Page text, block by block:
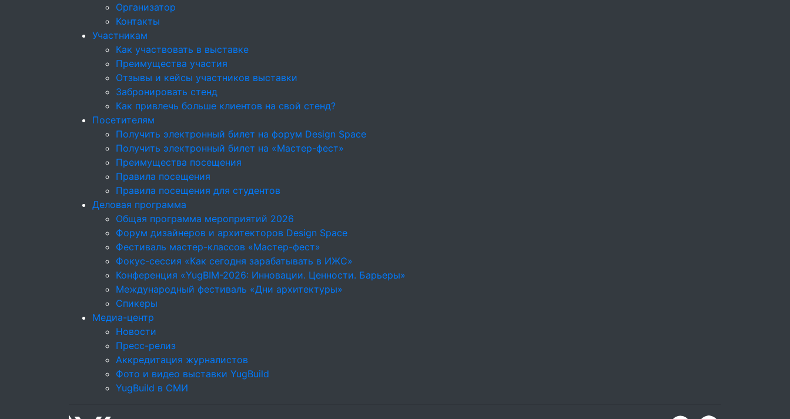
Организатор
Контакты
Участникам
Как участвовать в выставке
Преимущества участия
Отзывы и кейсы участников выставки
Забронировать стенд
Как привлечь больше клиентов на свой стенд?
Посетителям
Получить электронный билет на форум Design Space
Получить электронный билет на «Мастер-фест»
Преимущества посещения
Правила посещения
Правила посещения для студентов
Деловая программа
Общая программа мероприятий 2026
Форум дизайнеров и архитекторов Design Space
Фестиваль мастер-классов «Мастер-фест»
Фокус-сессия «Как сегодня зарабатывать в ИЖС»
Конференция «YugBIM-2026: Инновации. Ценности. Барьеры»
Международный фестиваль «Дни архитектуры»
Спикеры
Медиа-центр
Новости
Пресс-релиз
Аккредитация журналистов
Фото и видео выставки YugBuild
YugBuild в СМИ